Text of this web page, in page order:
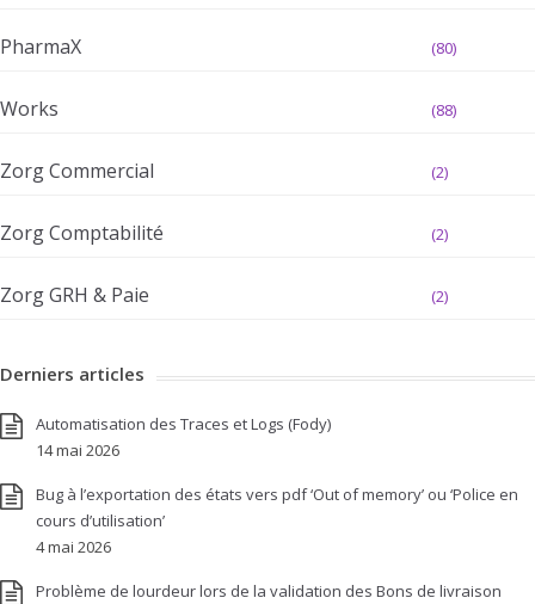
PharmaX (80)
Works (88)
Zorg Commercial (2)
Zorg Comptabilité (2)
Zorg GRH & Paie (2)
Derniers articles
Automatisation des Traces et Logs (Fody)
14 mai 2026
Bug à l’exportation des états vers pdf ‘Out of memory’ ou ‘Police en
cours d’utilisation’
4 mai 2026
Problème de lourdeur lors de la validation des Bons de livraison